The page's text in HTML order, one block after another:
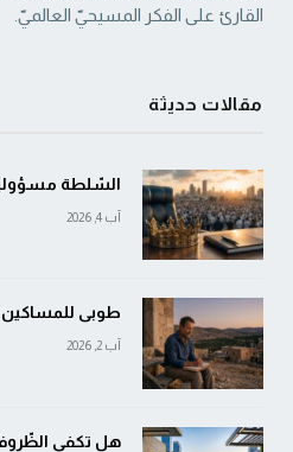
القارئ على الفكر المسيحيّ العالميّ.‏
مقالات حديثة
السّلطة
آب 4, 2026
طوبى للمساكين
آب 2, 2026
هل تكفي